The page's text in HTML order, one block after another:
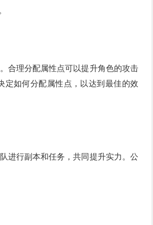
合理分配属性点可以提升角色的攻击
定如何分配属性点，以达到最佳的效
进行副本和任务，共同提升实力。公